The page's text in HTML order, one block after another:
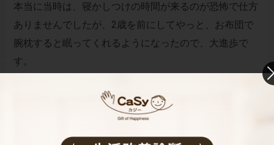
本当に当時は、寝かしつけの時間が来るのが恐怖で仕方
ありませんでしたが、2歳を前にしてやっと、お布団で
腕枕すると眠ってくれるようになったので、大進歩で
す。
【7】ママ、夜泣きしちゃってごめんね